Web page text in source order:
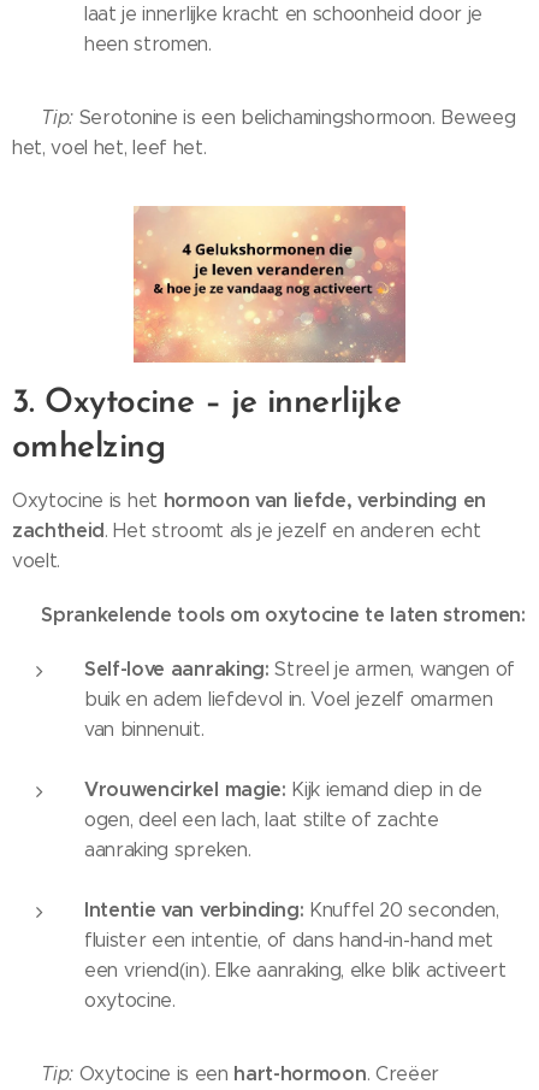
laat je innerlijke kracht en schoonheid door je
heen stromen.
Tip: Serotonine is een belichamingshormoon. Beweeg
het, voel het, leef het.
3. Oxytocine – je innerlijke
omhelzing
Oxytocine is het hormoon van liefde, verbinding en
zachtheid. Het stroomt als je jezelf en anderen echt
voelt.
Sprankelende tools om oxytocine te laten stromen:
Self-love aanraking: Streel je armen, wangen of
buik en adem liefdevol in. Voel jezelf omarmen
van binnenuit.
Vrouwencirkel magie: Kijk iemand diep in de
ogen, deel een lach, laat stilte of zachte
aanraking spreken.
Intentie van verbinding: Knuffel 20 seconden,
fluister een intentie, of dans hand-in-hand met
een vriend(in). Elke aanraking, elke blik activeert
oxytocine.
Tip: Oxytocine is een hart-hormoon. Creëer